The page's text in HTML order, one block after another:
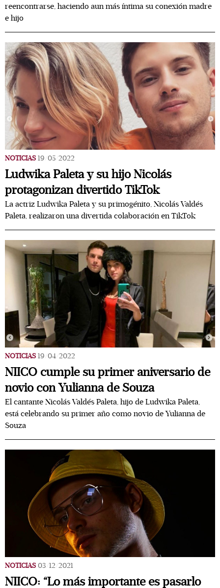
reencontrarse, haciendo aun más íntima su conexión madre
e hijo
NOTICIAS 19/05/2022
Ludwika Paleta y su hijo Nicolás
protagonizan divertido TikTok
La actriz Ludwika Paleta y su primogénito, Nicolás Valdés
Paleta, realizaron una divertida colaboración en TikTok
NOTICIAS 19/04/2022
NIICO cumple su primer aniversario de
novio con Yulianna de Souza
El cantante Nicolás Valdés Paleta, hijo de Ludwika Paleta,
está celebrando su primer año como novio de Yulianna de
Souza
NOTICIAS 03/12/2021
NIICO: “Lo más importante es pasarlo